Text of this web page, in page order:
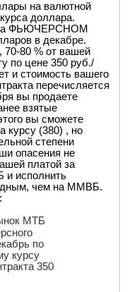
на валютной
доллара.
на ФЬЮЧЕРСНОМ
в декабре.
70-80 % от вашей
по цене 350 руб./
и стоимость вашего
перечисляется
вы продаете
взятые
вы сможете
курсу (380) , но
степени
опасения не
платой за
и исполнить
чем на ММВБ.
МТБ
по
курсу
350